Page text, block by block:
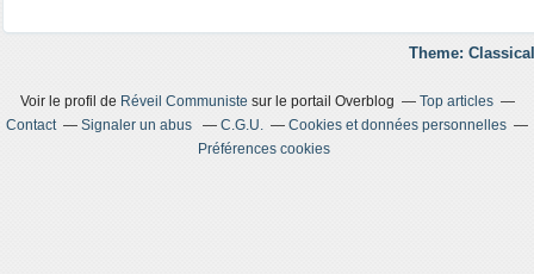
Theme:
Voir le profil de Réveil Communiste sur le portail Overblog
Top articles
Contact
Signaler un abus C.G.U.
Cookies et données personnelles
Préférences cookies